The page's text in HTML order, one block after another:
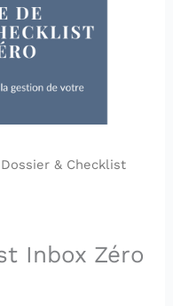
& Checklist
Inbox Zéro